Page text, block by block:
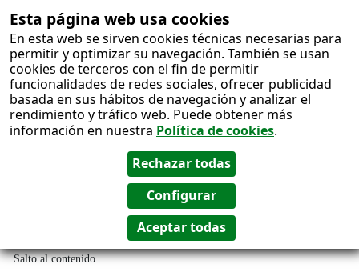
Esta página web usa cookies
En esta web se sirven cookies técnicas necesarias para
permitir y optimizar su navegación. También se usan
cookies de terceros con el fin de permitir
funcionalidades de redes sociales, ofrecer publicidad
basada en sus hábitos de navegación y analizar el
rendimiento y tráfico web. Puede obtener más
información en nuestra Política de cookies.
Salto al contenido